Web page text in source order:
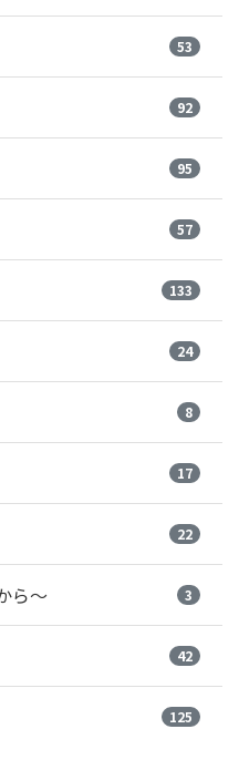
53
92
95
57
133
24
8
17
22
ら～ 3
42
125